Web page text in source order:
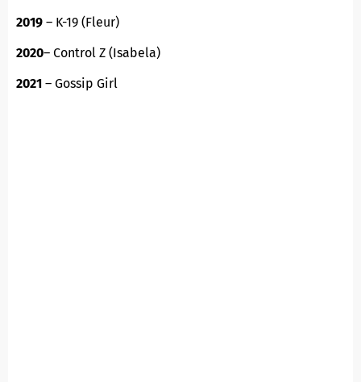
2019 – K-19 (Fleur)
2020– Control Z (Isabela)
2021 – Gossip Girl